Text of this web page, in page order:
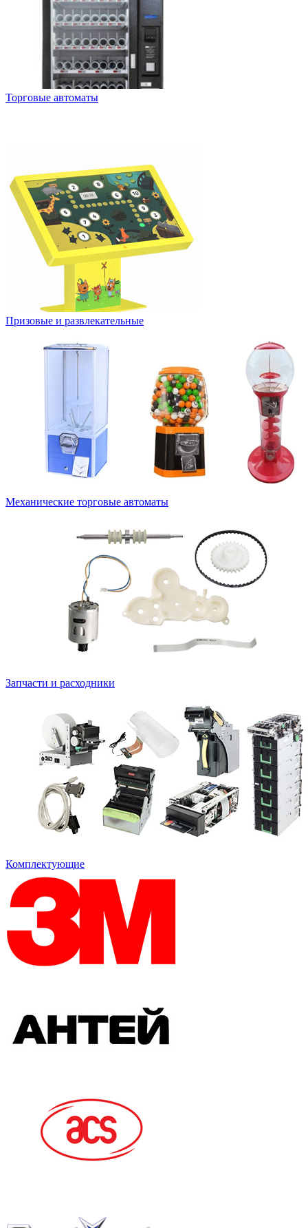
Торговые автоматы
Призовые и развлекательные
Механические торговые автоматы
Запчасти и расходники
Комплектующие